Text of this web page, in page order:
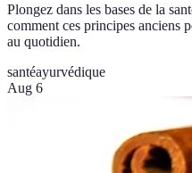
Plongez dans les bases de la
comment ces principes anciens
au quotidien.
santéayurvédique
Aug 6